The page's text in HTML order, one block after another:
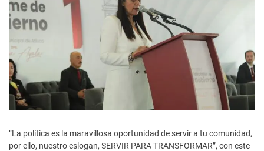
“La política es la maravillosa oportunidad de servir a tu comunidad,
por ello, nuestro eslogan, SERVIR PARA TRANSFORMAR”, con este